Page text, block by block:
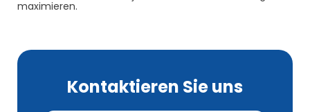
maximieren.
Kontaktieren Sie uns